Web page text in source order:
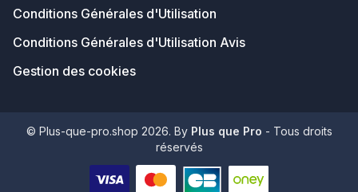
Conditions Générales d'Utilisation
Conditions Générales d'Utilisation Avis
Gestion des cookies
© Plus-que-pro.shop 2026. By Plus que Pro - Tous droits
réservés